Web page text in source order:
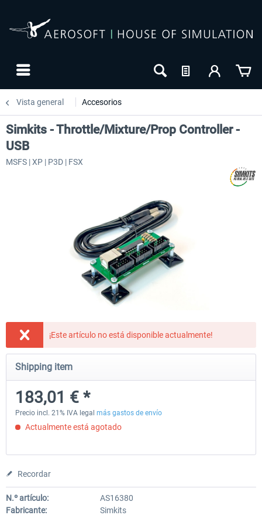
Vista general Accesorios
Honeycomb - Flight Sim USB Hub
50,83 € * 30,49 € *
Simkits - Throttle/Mixture/Prop Controller -
USB
MSFS | XP | P3D | FSX
¡Este artículo no está disponible actualmente!
Shipping item
183,01 € *
Precio incl. 21% IVA legal más gastos de envío
Actualmente está agotado
Recordar
N.º artículo:
AS16380
Fabricante:
Simkits